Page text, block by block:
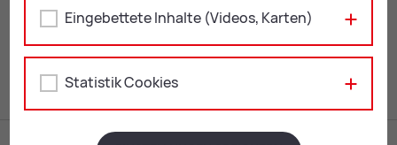
Mail Print
Eingebettete Inhalte (Videos, Karten)
Statistik Cookies